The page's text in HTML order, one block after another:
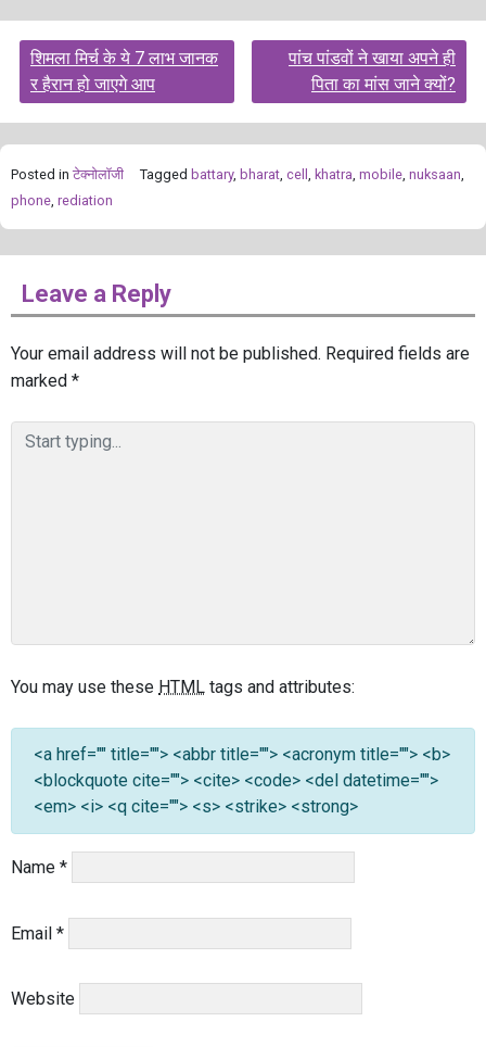
Post
navigation
शिमला मिर्च के ये 7 लाभ जानक
र हैरान हो जाएगे आप
पांच पांडवों ने खाया अपने ही
पिता का मांस जाने क्यों?
Posted in टेक्नोलॉजी Tagged battary, bharat cell khatra mobile nuksaan
phone rediation
Leave a Reply
Your email address will not be published. Required fields are
marked *
You may use these HTML tags and attributes:
<a href="" title=""> <abbr title=""> <acronym title=""> <b>
<blockquote cite=""> <cite> <code> <del datetime="">
<em> <i> <q cite=""> <s> <strike> <strong>
Name *
Email *
Website